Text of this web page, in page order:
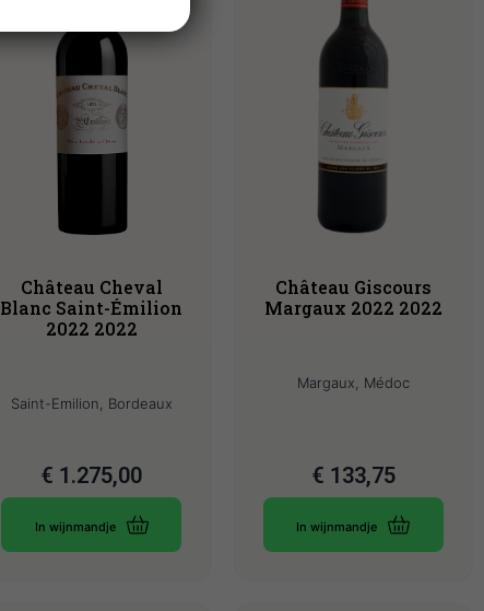
Château Cheval
Blanc Saint-Émilion
2022 2022
Saint-Emilion, Bordeaux
€ 1.275,00
In wijnmandje
Château Giscours
Margaux 2022 2022
Margaux, Médoc
€ 133,75
In wijnmandje